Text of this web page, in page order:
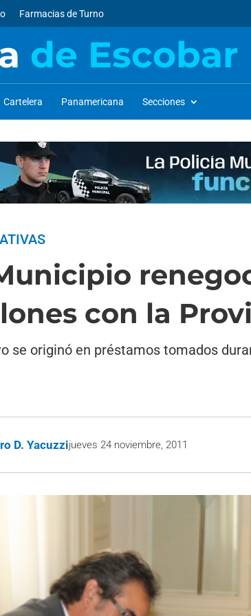
Farmacias de Turno
de Escobar
Cartelera Panamericana Secciones
con la
se originó en préstamos tomados
D. Yacuzzijueves 24 noviembre, 2011